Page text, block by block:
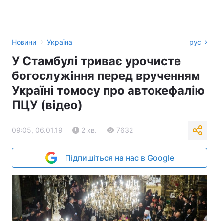
Новини › Україна рус
У Стамбулі триває урочисте
богослужіння перед врученням
Україні томосу про автокефалію
ПЦУ (відео)
09:05, 06.01.19 2 хв. 7632
Підпишіться на нас в Google